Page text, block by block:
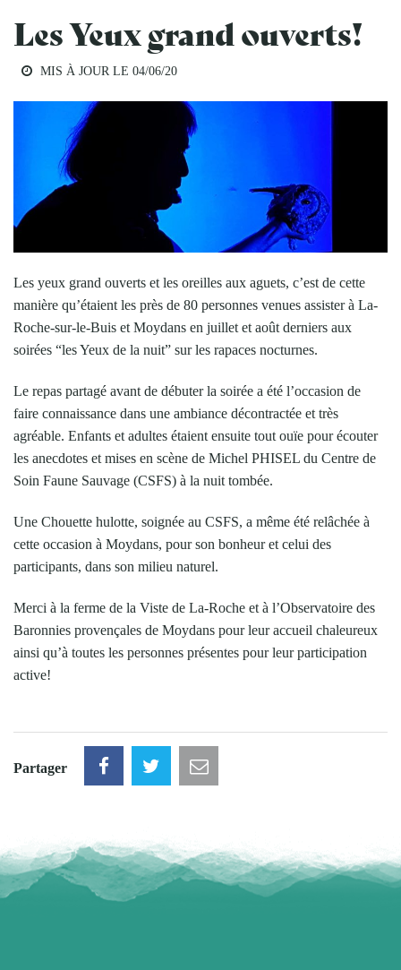
Les Yeux grand ouverts!
MIS À JOUR LE 04/06/20
Les yeux grand ouverts et les oreilles aux aguets, c’est de cette
manière qu’étaient les près de 80 personnes venues assister à La-
Roche-sur-le-Buis et Moydans en juillet et août derniers aux
soirées “les Yeux de la nuit” sur les rapaces nocturnes.
Le repas partagé avant de débuter la soirée a été l’occasion de
faire connaissance dans une ambiance décontractée et très
agréable. Enfants et adultes étaient ensuite tout ouïe pour écouter
les anecdotes et mises en scène de Michel PHISEL du Centre de
Soin Faune Sauvage (CSFS) à la nuit tombée.
Une Chouette hulotte, soignée au CSFS, a même été relâchée à
cette occasion à Moydans, pour son bonheur et celui des
participants, dans son milieu naturel.
Merci à la ferme de la Viste de La-Roche et à l’Observatoire des
Baronnies provençales de Moydans pour leur accueil chaleureux
ainsi qu’à toutes les personnes présentes pour leur participation
active!
Partager